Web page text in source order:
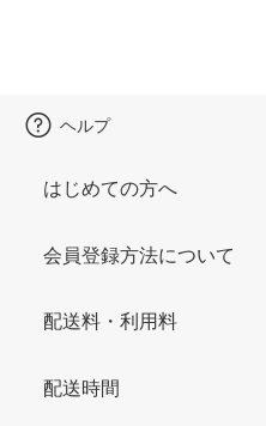
ヘルプ
はじめての方へ
会員登録方法について
配送料・利用料
配送時間